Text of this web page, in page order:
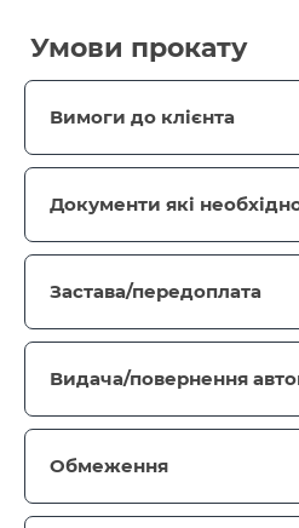
Умови прокату
Вимоги до клієнта
Документи які
Застава/передоплата
Видача/повернення
Обмеження